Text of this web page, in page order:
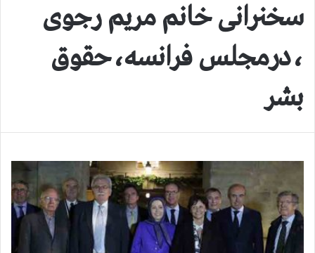
سخنرانی خانم مریم رجوی
،درمجلس فرانسه،حقوق
بشر